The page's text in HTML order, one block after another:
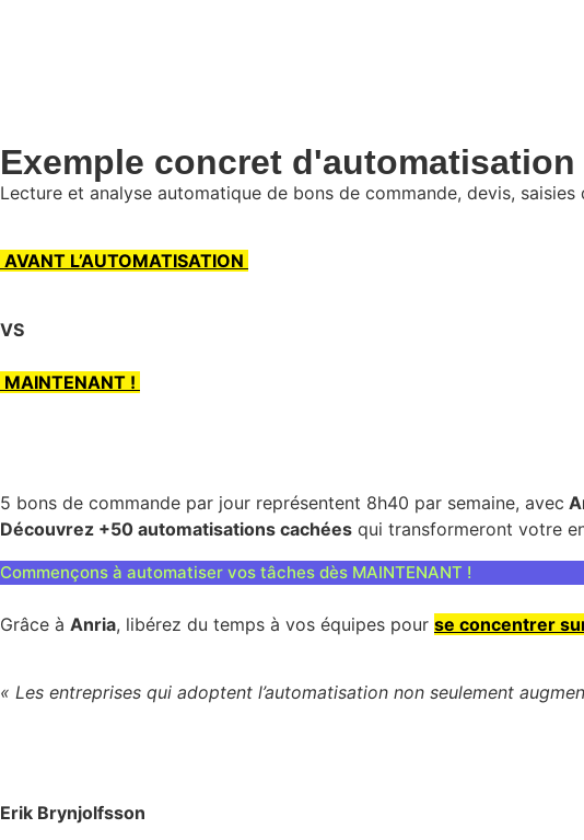
Exemple concret d'automatisation
Lecture et analyse automatique de bons de commande, devis,
AVANT L’AUTOMATISATION
VS
MAINTENANT !
5 bons de commande par jour représentent 8h40 par semaine, avec
Découvrez +50 automatisations cachées qui transformeront votre
Commençons à automatiser vos tâches dès MAINTENANT !
Grâce à Anria, libérez du temps à vos équipes pour se concentrer
« Les entreprises qui adoptent l’automatisation non seulement
Erik Brynjolfsson